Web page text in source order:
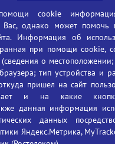
информационной
прокуратура РФ
государственный университет
академика И.Г. Петровского
Время работы: пн-пт 09:00-18:00
E-mail: bryanskgu@mail.ru
Телефон: +7(4832)58-90-85
cookie
Вас, однако может помочь
Информация об
при помощи cookie,
о
тип устройства и
пришел на сайт
и на какие
данная информация
данных
Яндекс.Метрика,